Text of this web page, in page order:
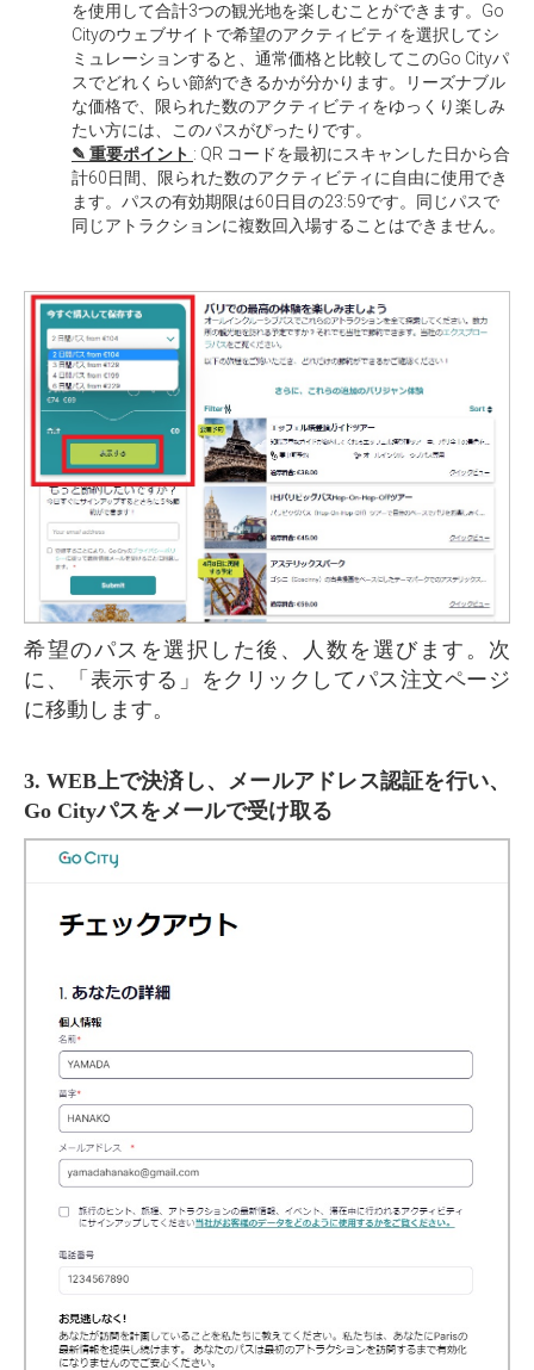
を使用して合計3つの観光地を楽しむことができます。Go
Cityのウェブサイトで希望のアクティビティを選択してシ
ミュレーションすると、通常価格と比較してこのGo Cityパ
スでどれくらい節約できるかが分かります。リーズナブル
な価格で、限られた数のアクティビティをゆっくり楽しみ
たい方には、このパスがぴったりです。
✎ 重要ポイント : QR コードを最初にスキャンした日から合
計60日間、限られた数のアクティビティに自由に使用でき
ます。パスの有効期限は60日目の23:59です。同じパスで
同じアトラクションに複数回入場することはできません。
希望のパスを選択した後、人数を選びます。次
に、「表示する」をクリックしてパス注文ページ
に移動します。
3. WEB上で決済し、メールアドレス認証を行い、
Go Cityパスをメールで受け取る